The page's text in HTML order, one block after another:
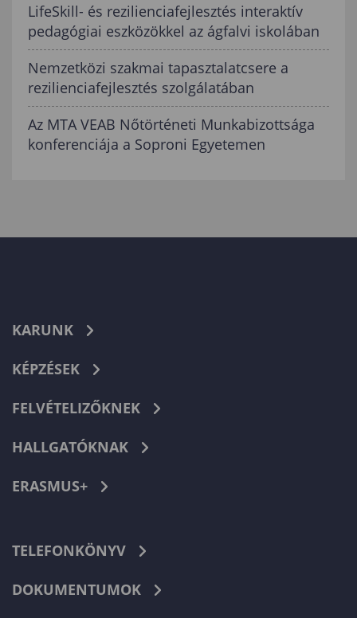
LifeSkill- és rezilienciafejlesztés interaktív
pedagógiai eszközökkel az ágfalvi iskolában
Nemzetközi szakmai tapasztalatcsere a
rezilienciafejlesztés szolgálatában
Az MTA VEAB Nőtörténeti Munkabizottsága
konferenciája a Soproni Egyetemen
KARUNK
KÉPZÉSEK
FELVÉTELIZŐKNEK
HALLGATÓKNAK
ERASMUS+
TELEFONKÖNYV
DOKUMENTUMOK